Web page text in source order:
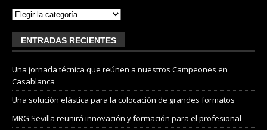
ENTRADAS RECIENTES
Una jornada técnica que reúnen a nuestros Campeones en
Casablanca
Una solución elástica para la colocación de grandes formatos
MRG Sevilla reunirá innovación y formación para el profesional